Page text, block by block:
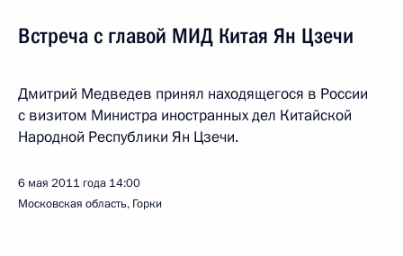
Встреча с главой МИД Китая Ян Цзечи
Дмитрий Медведев принял находящегося в России
с визитом Министра иностранных дел Китайской
Народной Республики Ян Цзечи.
6 мая 2011 года 14:00
Московская область, Горки